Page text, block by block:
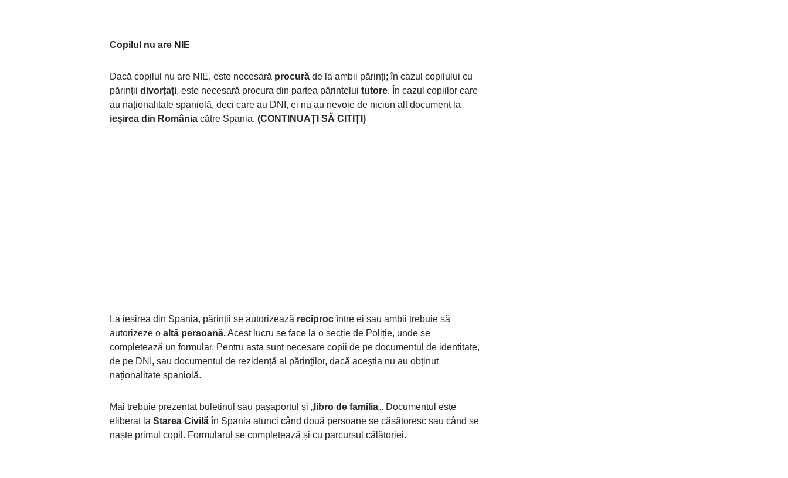
Copilul nu are NIE
Dacă copilul nu are NIE, este necesară procură de la ambii părinți; în cazul copilului cu
părinții divorțați, este necesară procura din partea părintelui tutore. În cazul copiilor care
au naționalitate spaniolă, deci care au DNI, ei nu au nevoie de niciun alt document la
ieșirea din România către Spania. (CONTINUAȚI SĂ CITIȚI)
La ieșirea din Spania, părinții se autorizează reciprocîntre ei sau ambii trebuie să
autorizeze o altă persoană.Acest lucru se face la o secție de Poliție, unde se
completează un formular. Pentru asta sunt necesare copii de pe documentul de identitate,
de pe DNI, sau documentul de rezidență al părinților, dacă aceștia nu au obținut
naționalitate spaniolă.
Mai trebuie prezentat buletinul sau pașaportul și „ libro de familia„. Documentul este
eliberat la Starea Civilăîn Spania atunci când două persoane se căsătoresc sau când se
naște primul copil. Formularul se completează și cu parcursul călătoriei.